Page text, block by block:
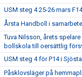
USM steg 4 25-26 mars F14
Årsta Handboll i
Tuva Nilsson, årets
bollskola till oersättlig
USM steg 4 för P14 i
Påsklovsläger på